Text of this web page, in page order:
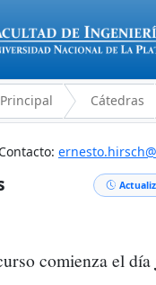
Cátedras
Contacto:
comienza el día